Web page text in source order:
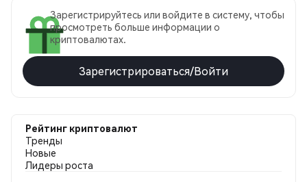
Зарегистрируйтесь или войдите в систему, чтобы
просмотреть больше информации о
криптовалютах.
Зарегистрироваться/Войти
Рейтинг криптовалют
Тренды
Новые
Лидеры роста